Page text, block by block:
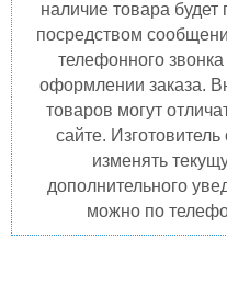
наличие товара
посредством
телефонного
оформлении заказа.
товаров могут
сайте.
изменять
дополнительного
можно по